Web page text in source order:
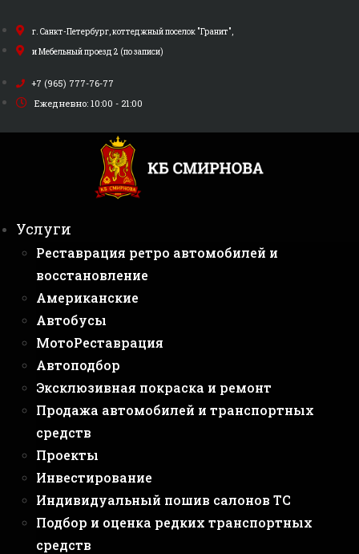
к
содержимому
г. Санкт-Петербург, коттеджный поселок "Гранит",
и Мебельный проезд 2 (по записи)
+7 (965) 777-76-77
Ежедневно: 10:00 - 21:00
Услуги
Реставрация ретро автомобилей и
восстановление
Американские
Автобусы
МотоРеставрация
Автоподбор
Эксклюзивная покраска и ремонт
Продажа автомобилей и транспортных
средств
Проекты
Инвестирование
Индивидуальный пошив салонов ТС
Подбор и оценка редких транспортных
средств